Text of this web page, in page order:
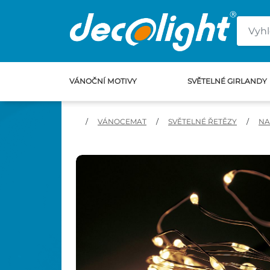
VÁNOČNÍ MOTIVY SVĚTELNÉ GIRLANDY
/ VÁNOCEMAT / SVĚTELNÉ ŘETĚZY /